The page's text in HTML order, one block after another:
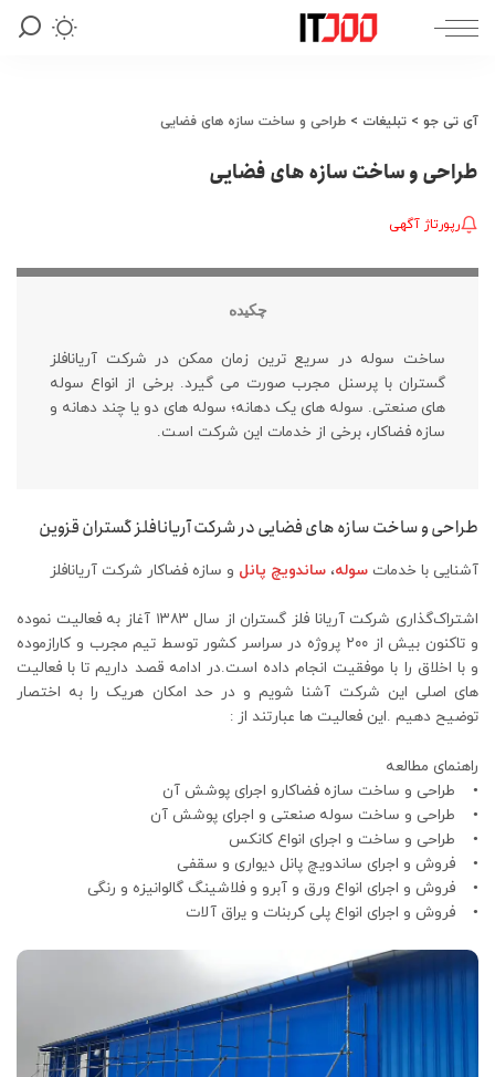
آی تی جو > تبلیغات > طراحی و ساخت سازه های فضایی
طراحی و ساخت سازه های فضایی
رپورتاژ آگهی
چکیده
ساخت سوله در سریع ترین زمان ممکن در شرکت آریانافلز
گستران با پرسنل مجرب صورت می گیرد. برخی از انواع سوله
های صنعتی. سوله های یک دهانه؛ سوله های دو یا چند دهانه و
سازه فضاکار، برخی از خدمات این شرکت است.
طراحی و ساخت سازه های فضایی در شرکت آریانافلز گستران قزوین
آشنایی با خدمات سوله، ساندویچ پانل و سازه فضاکار شرکت آریانافلز
اشتراک‌گذاری شرکت آریانا فلز گستران از سال ۱۳۸۳ آغاز به فعالیت نموده
و تاکنون بیش از ۲۰۰ پروژه در سراسر کشور توسط تیم مجرب و کارازموده
و با اخلاق را با موفقیت انجام داده است.در ادامه قصد داریم تا با فعالیت
های اصلی این شرکت آشنا شویم و در حد امکان هریک را به اختصار
توضیح دهیم .این فعالیت ها عبارتند از :
راهنمای مطالعه
• طراحی و ساخت سازه فضاکارو اجرای پوشش آن
• طراحی و ساخت سوله صنعتی و اجرای پوشش آن
• طراحی و ساخت و اجرای انواع کانکس
• فروش و اجرای ساندویچ پانل دیواری و سقفی
• فروش و اجرای انواع ورق و آبرو و فلاشینگ گالوانیزه و رنگی
• فروش و اجرای انواع پلی کربنات و یراق آلات